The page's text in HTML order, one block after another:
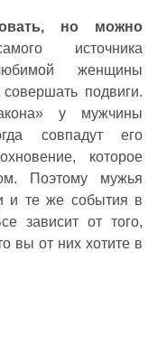
но можно
источника
женщины
подвиги.
у мужчины
совпадут его
которое
Поэтому мужья
и те же события в
зависит от того,
вы от них хотите в